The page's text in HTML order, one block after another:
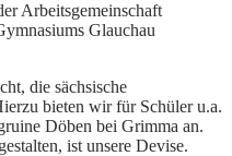
Arbeitsgemeinschaft
Glauchau
die sächsische
bieten wir für Schüler u.a.
Döben bei Grimma an.
ist unsere Devise.